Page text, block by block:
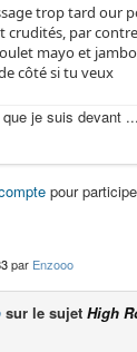
trop tard our
crudités, par
mayo et
côté si tu veux
je suis devant
pour
par Enzooo
sur le sujet High